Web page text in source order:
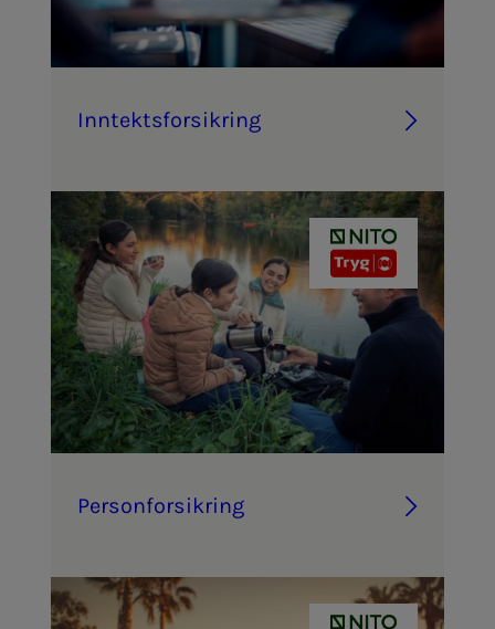
Inn­­­­­tekts­­­for­­­sik­ring
Per­­­son­­­for­­­sik­ring